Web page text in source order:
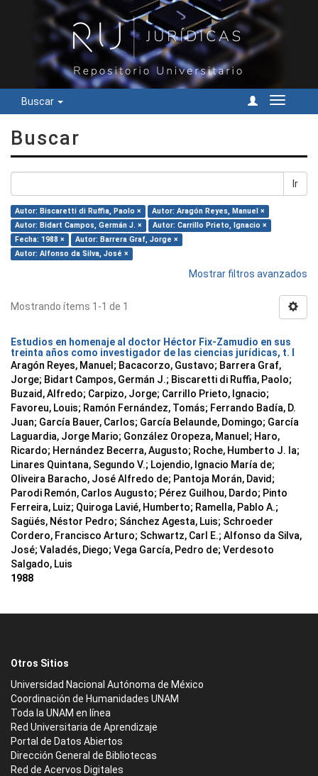
Buscar
Cambiar
Buscar
Ir
Autor: Biscaretti di Ruffia, Paolo ×
Autor: Aragón Reyes, Manuel ×
Autor: Bidart Campos, Germán J. ×
Autor: Carrillo Prieto, Ignacio ×
Fecha: 1988 ×
Autor: Barrera Graf, Jorge ×
Autor: Alfonso da Silva, José ×
Mostrar filtros avanzados
Mostrando ítems 1-1 de 1
Estudios en homenaje al doctor Héctor Fix-Zamudio en sus
treinta años como investigador de las ciencias jurídicas, t. I
Aragón Reyes, Manuel; Bacacorzo, Gustavo; Barrera Graf,
Jorge; Bidart Campos, Germán J.; Biscaretti di Ruffia, Paolo;
Buzaid, Alfredo; Carpizo, Jorge; Carrillo Prieto, Ignacio;
Favoreu, Louis; Ramón Fernández, Tomás; Ferrando Badía, D.
Juan; García Bauer, Carlos; García Belaunde, Domingo; García
Laguardia, Jorge Mario; González Oropeza, Manuel; Haro,
Ricardo; Hernández Becerra, Augusto; Roche, Humberto J. la;
Linares Quintana, Segundo V.; Lojendio, Ignacio María de;
Oliveira Baracho, José Alfredo de; Pantoja Morán, David;
Parodi Remón, Carlos Augusto; Pérez Guilhou, Dardo; Pinto
Ferreira, Luiz; Quiroga Lavié, Humberto; Ramella, Pablo A.;
Sagüés, Néstor Pedro; Sánchez Agesta, Luis; Schroeder
Cordero, Francisco Arturo; Schwartz, Carl E.; Alfonso da Silva,
José; Valadés, Diego; Vega García, Pedro de; Verdesoto
Salgado, Luis
1988
Otros Sitios
Universidad Nacional Autónoma de México
Coordinación de Humanidades UNAM
Toda la UNAM en línea
Red Universitaria de Aprendizaje
Portal de Datos Abiertos
Dirección General de Bibliotecas
Red de Acervos Digitales